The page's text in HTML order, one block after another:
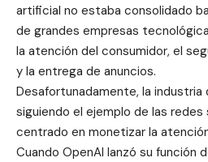
artificial no estaba consolidado
de grandes empresas
la atención del consumidor, el
y la entrega de anuncios.
Desafortunadamente, la industria
siguiendo el ejemplo de las redes
centrado en monetizar la
Cuando OpenAI lanzó su función